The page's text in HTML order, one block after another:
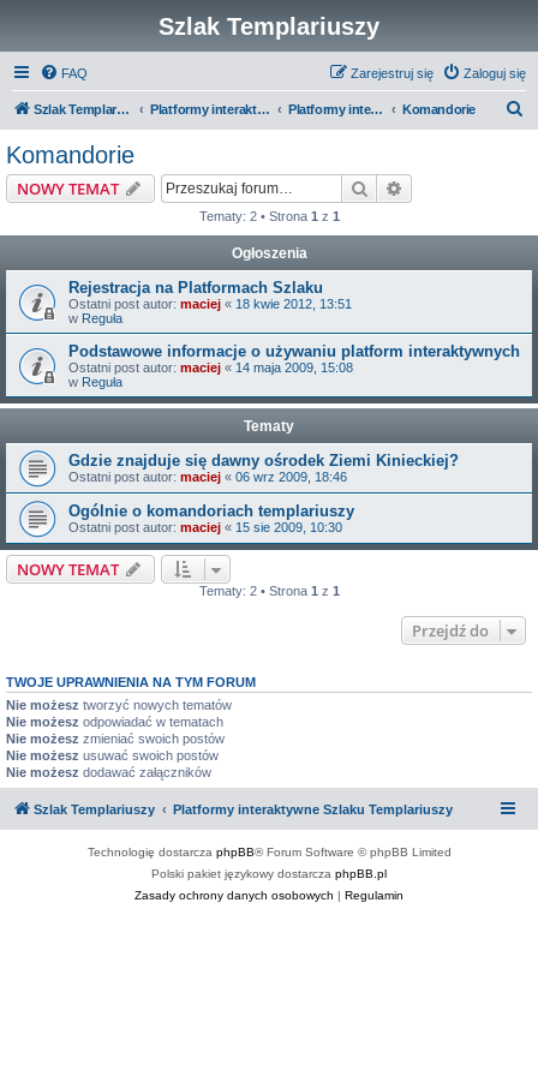
Szlak Templariuszy
FAQ Zaloguj się
Zarejestruj się
Szlak Templariuszy Platformy interaktywne Szlaku Templariuszy Platformy interaktywne - Zakon Templariuszy Komandorie
Komandorie
NOWY TEMAT Szukaj
Tematy: 2 • Strona 1 z 1
Ogłoszenia
Rejestracja na Platformach Szlaku
Ostatni post autor: maciej « 18 kwie 2012, 13:51
w Reguła
Podstawowe informacje o używaniu platform interaktywnych
Ostatni post autor: maciej « 14 maja 2009, 15:08
w Reguła
Tematy
Gdzie znajduje się dawny ośrodek Ziemi Kinieckiej?
Ostatni post autor: maciej « 06 wrz 2009, 18:46
Ogólnie o komandoriach templariuszy
Ostatni post autor: maciej « 15 sie 2009, 10:30
NOWY TEMAT
Tematy: 2 • Strona 1 z 1
Przejdź do
TWOJE UPRAWNIENIA NA TYM FORUM
Nie możesz tworzyć nowych tematów
Nie możesz odpowiadać w tematach
Nie możesz zmieniać swoich postów
Nie możesz usuwać swoich postów
Nie możesz dodawać załączników
Szlak Templariuszy Platformy interaktywne Szlaku Templariuszy
Technologię dostarcza phpBB® Forum Software © phpBB Limited
Polski pakiet językowy dostarcza phpBB.pl
Zasady ochrony danych osobowych | Regulamin